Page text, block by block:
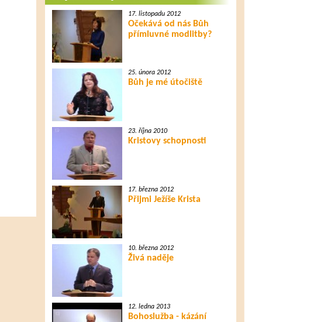
17. listopadu 2012
Očekává od nás Bůh
přímluvné modlitby?
25. února 2012
Bůh je mé útočiště
23. října 2010
Kristovy schopnosti
17. března 2012
Přijmi Ježíše Krista
10. března 2012
Živá naděje
12. ledna 2013
Bohoslužba - kázání